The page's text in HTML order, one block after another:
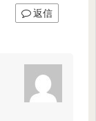
返信